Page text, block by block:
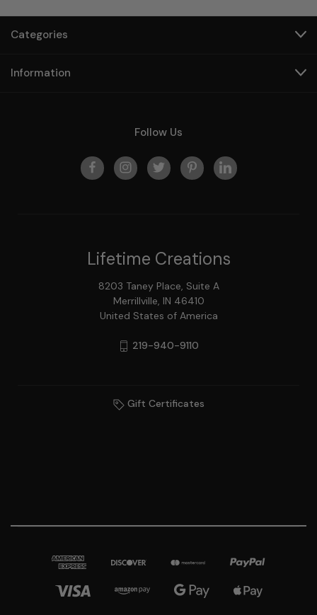
Categories
Information
Follow Us
Lifetime Creations
8203 Taney Place, Suite A
Merrillville, IN 46410
United States of America
219-940-9110
Gift Certificates